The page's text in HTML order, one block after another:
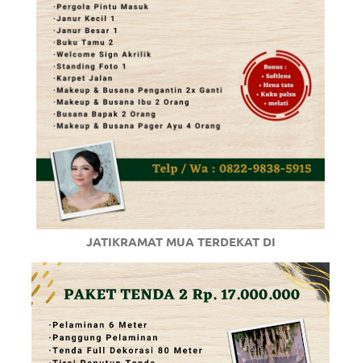
JATIKRAMAT MUA TERDEKAT DI